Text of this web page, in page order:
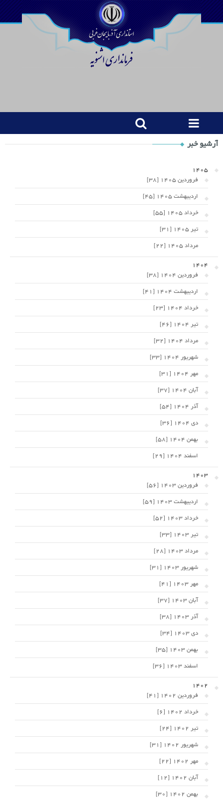
Shop
Category
Widget
آرشیو خبر
1405
فروردین 1405 [38]
اردیبهشت 1405 [45]
خرداد 1405 [55]
تیر 1405 [31]
مرداد 1405 [22]
1404
فروردین 1404 [38]
اردیبهشت 1404 [41]
خرداد 1404 [23]
تیر 1404 [46]
مرداد 1404 [32]
شهریور 1404 [33]
مهر 1404 [31]
آبان 1404 [37]
آذر 1404 [54]
دی 1404 [36]
بهمن 1404 [58]
اسفند 1404 [29]
1403
فروردین 1403 [56]
اردیبهشت 1403 [59]
خرداد 1403 [52]
تیر 1403 [33]
مرداد 1403 [28]
شهریور 1403 [31]
مهر 1403 [41]
آبان 1403 [37]
آذر 1403 [38]
دی 1403 [34]
بهمن 1403 [35]
اسفند 1403 [36]
1402
فروردین 1402 [41]
خرداد 1402 [6]
تیر 1402 [24]
شهریور 1402 [31]
مهر 1402 [22]
آبان 1402 [12]
بهمن 1402 [30]